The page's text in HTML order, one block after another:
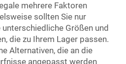
mehrere Faktoren
sollten Sie nur
Größen und
die zu Ihrem Lager passen.
Alternativen, die an die
angepasst werden